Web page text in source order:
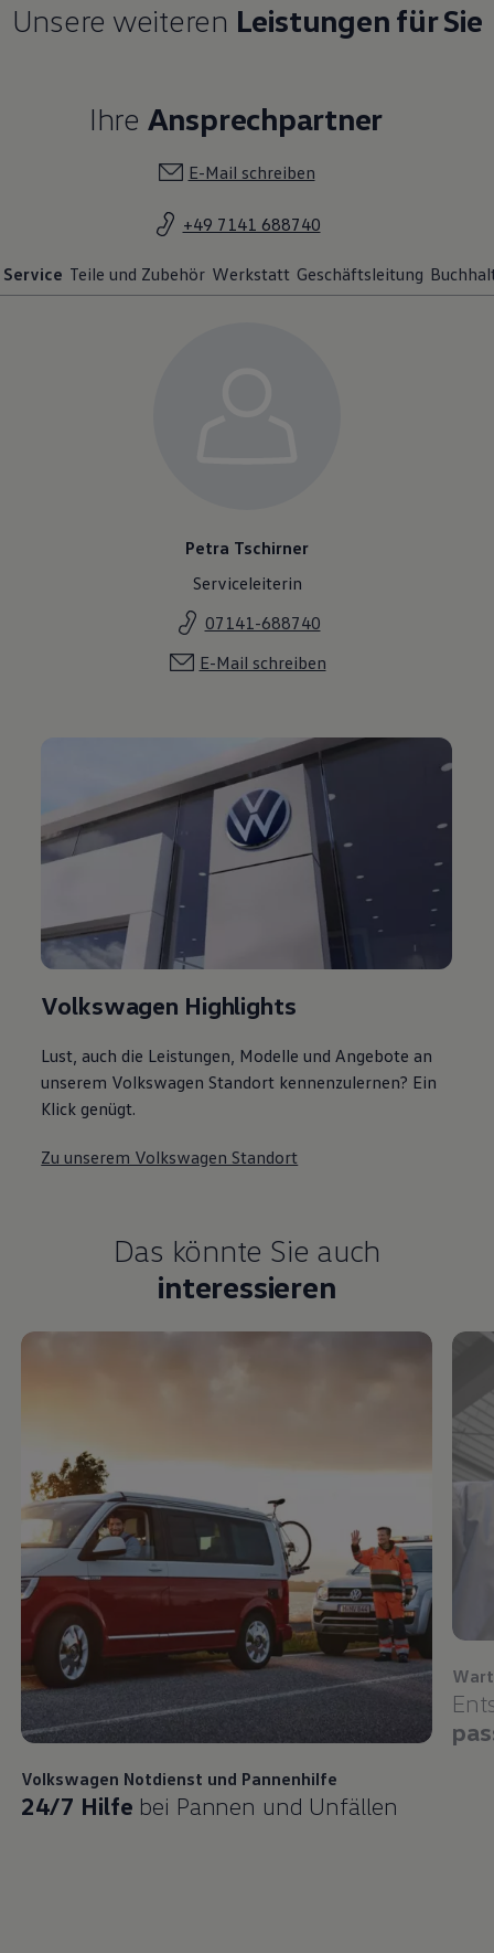
Unsere weiteren Leistungen für Sie
Ihre Ansprechpartner
E-Mail schreiben
+49 7141 688740
Service Teile und Zubehör Werkstatt Geschäftsleitung
Petra Tschirner
Serviceleiterin
07141-688740
E-Mail schreiben
Volkswagen Highlights
Lust, auch die Leistungen, Modelle und Angebote an
unserem Volkswagen Standort kennenzulernen? Ein
Klick genügt.
Zu unserem Volkswagen Standort
Das könnte Sie auch
interessieren
Volkswagen Notdienst und Pannenhilfe
24/7 Hilfe bei Pannen und Unfällen